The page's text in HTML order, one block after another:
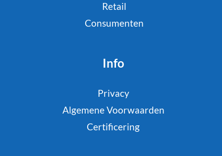
Retail
Consumenten
Info
Privacy
Algemene Voorwaarden
Certificering